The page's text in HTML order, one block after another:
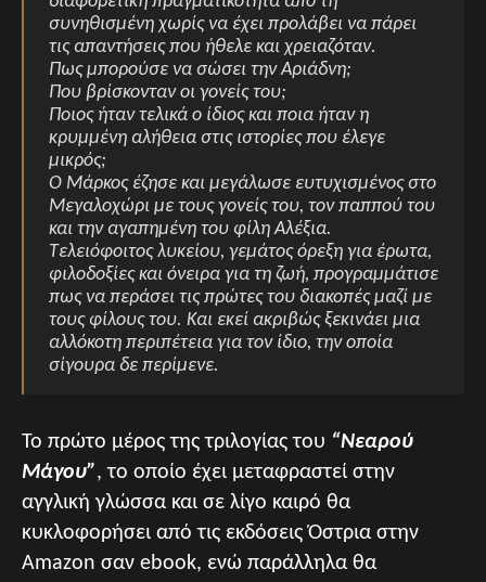
συνηθισμένη χωρίς να έχει προλάβει να πάρει
τις απαντήσεις που ήθελε και χρειαζόταν.
Πως μπορούσε να σώσει την Αριάδνη;
Που βρίσκονταν οι γονείς του;
Ποιος ήταν τελικά ο ίδιος και ποια ήταν η
κρυμμένη αλήθεια στις ιστορίες που έλεγε
μικρός;
Ο Μάρκος έζησε και μεγάλωσε ευτυχισμένος στο
Μεγαλοχώρι με τους γονείς του, τον παππού του
και την αγαπημένη του φίλη Αλέξια.
Τελειόφοιτος λυκείου, γεμάτος όρεξη για έρωτα,
φιλοδοξίες και όνειρα για τη ζωή, προγραμμάτισε
πως να περάσει τις πρώτες του διακοπές μαζί με
τους φίλους του. Και εκεί ακριβώς ξεκινάει μια
αλλόκοτη περιπέτεια για τον ίδιο, την οποία
σίγουρα δε περίμενε.
Το πρώτο μέρος της τριλογίας του “Νεαρού
Μάγου”, το οποίο έχει μεταφραστεί στην
αγγλική γλώσσα και σε λίγο καιρό θα
κυκλοφορήσει από τις εκδόσεις Όστρια στην
Amazon σαν ebook, ενώ παράλληλα θα